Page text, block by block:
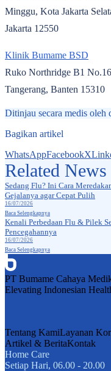
Minggu, Kota Jakarta
Jakarta 12550
Klinik Bumame BSD
Ruko Northridge B1
Tangerang, Banten 15310
Ditinjau secara medis oleh
Bagikan artikel
WhatsAppFacebookX
Related News
Vaksin Flu
Sedang Flu? Ini Cara
Gejalanya agar Cepat Pulih
16/07/2026
Baca Selengkapnya
Vaksin Flu
Kenali Perbedaan Flu & Pilek
Pencegahannya
16/07/2026
Baca Selengkapnya
PT Bumame Cahaya
Elevating Indonesian
Tentang KamiLayanan
Artikel & BeritaKontak
Home Care
Setiap Hari, 06.00 - 20.00